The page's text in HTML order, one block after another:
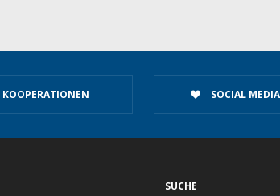
KOOPERATIONEN SOCIAL
SUCHE